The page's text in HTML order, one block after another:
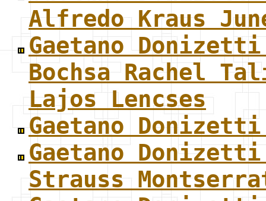
Alfredo Kraus
Gaetano
Bochsa Rachel
Lajos Lencses
Gaetano
Gaetano
Strauss